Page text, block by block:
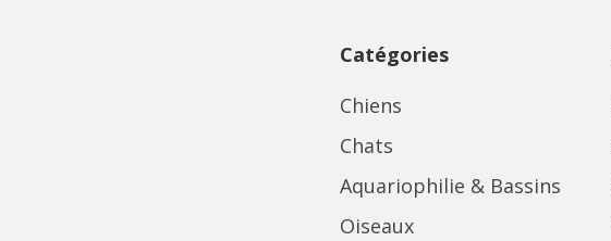
Catégories
Chiens
Chats
Aquariophilie & Bassins
Oiseaux